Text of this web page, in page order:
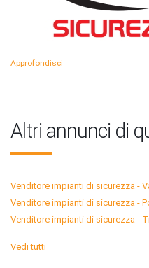
Approfondisci
Altri annunci di
Venditore impianti di sicurezza -
Venditore impianti di sicurezza -
Venditore impianti di sicurezza -
Vedi tutti